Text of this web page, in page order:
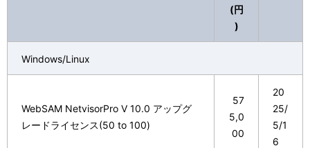
(円
)
Windows/Linux
WebSAM NetvisorPro V 10.0 アップグ
レードライセンス(50 to 100)
57
5,0
00
20
25/
5/1
6